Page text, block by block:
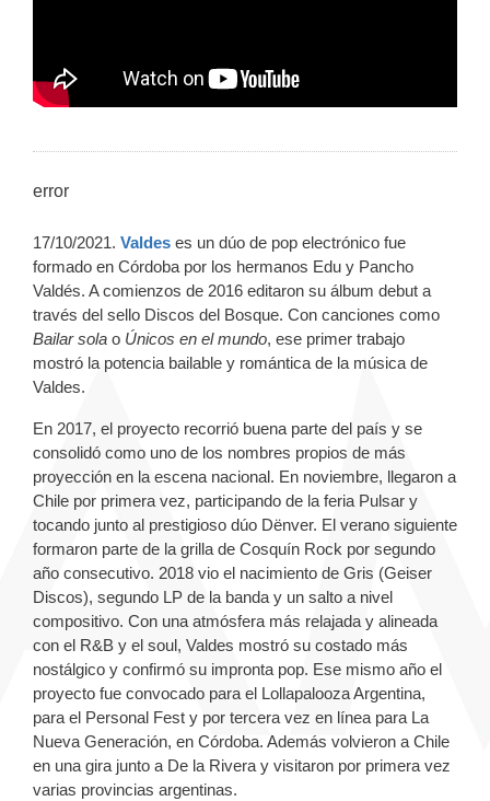
error
17/10/2021. Valdes es un dúo de pop electrónico fue
formado en Córdoba por los hermanos Edu y Pancho
Valdés. A comienzos de 2016 editaron su álbum debut a
través del sello Discos del Bosque. Con canciones como
Bailar sola o Únicos en el mundo, ese primer trabajo
mostró la potencia bailable y romántica de la música de
Valdes.
En 2017, el proyecto recorrió buena parte del país y se
consolidó como uno de los nombres propios de más
proyección en la escena nacional. En noviembre, llegaron a
Chile por primera vez, participando de la feria Pulsar y
tocando junto al prestigioso dúo Dënver. El verano siguiente
formaron parte de la grilla de Cosquín Rock por segundo
año consecutivo. 2018 vio el nacimiento de Gris (Geiser
Discos), segundo LP de la banda y un salto a nivel
compositivo. Con una atmósfera más relajada y alineada
con el R&B y el soul, Valdes mostró su costado más
nostálgico y confirmó su impronta pop. Ese mismo año el
proyecto fue convocado para el Lollapalooza Argentina,
para el Personal Fest y por tercera vez en línea para La
Nueva Generación, en Córdoba. Además volvieron a Chile
en una gira junto a De la Rivera y visitaron por primera vez
varias provincias argentinas.